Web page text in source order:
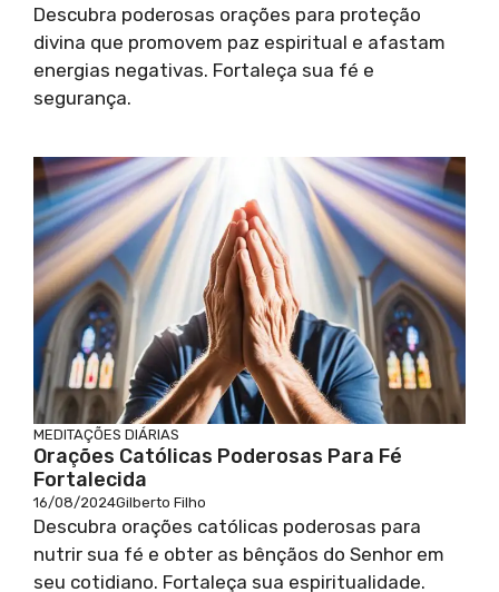
Descubra poderosas orações para proteção
divina que promovem paz espiritual e afastam
energias negativas. Fortaleça sua fé e
segurança.
MEDITAÇÕES DIÁRIAS
Orações Católicas Poderosas Para Fé
Fortalecida
16/08/2024Gilberto Filho
Descubra orações católicas poderosas para
nutrir sua fé e obter as bênçãos do Senhor em
seu cotidiano. Fortaleça sua espiritualidade.